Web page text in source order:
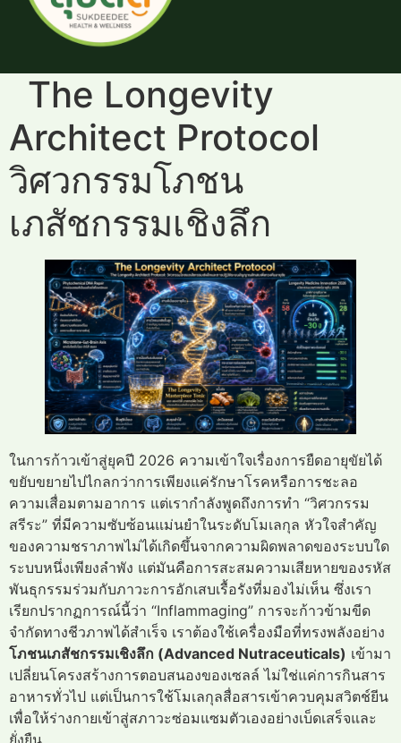
The Longevity
Architect Protocol
วิศวกรรมโภชน
เภสัชกรรมเชิงลึก
ในการก้าวเข้าสู่ยุคปี 2026 ความเข้าใจเรื่องการยืดอายุขัยได้
ขยับขยายไปไกลกว่าการเพียงแค่รักษาโรคหรือการชะลอ
ความเสื่อมตามอาการ แต่เรากำลังพูดถึงการทำ “วิศวกรรม
สรีระ” ที่มีความซับซ้อนแม่นยำในระดับโมเลกุล หัวใจสำคัญ
ของความชราภาพไม่ได้เกิดขึ้นจากความผิดพลาดของระบบใด
ระบบหนึ่งเพียงลำพัง แต่มันคือการสะสมความเสียหายของรหัส
พันธุกรรมร่วมกับภาวะการอักเสบเรื้อรังที่มองไม่เห็น ซึ่งเรา
เรียกปรากฏการณ์นี้ว่า “Inflammaging” การจะก้าวข้ามขีด
จำกัดทางชีวภาพได้สำเร็จ เราต้องใช้เครื่องมือที่ทรงพลังอย่าง
โภชนเภสัชกรรมเชิงลึก (Advanced Nutraceuticals) เข้ามา
เปลี่ยนโครงสร้างการตอบสนองของเซลล์ ไม่ใช่แค่การกินสาร
อาหารทั่วไป แต่เป็นการใช้โมเลกุลสื่อสารเข้าควบคุมสวิตช์ยีน
เพื่อให้ร่างกายเข้าสู่สภาวะซ่อมแซมตัวเองอย่างเบ็ดเสร็จและ
ยั่งยืน